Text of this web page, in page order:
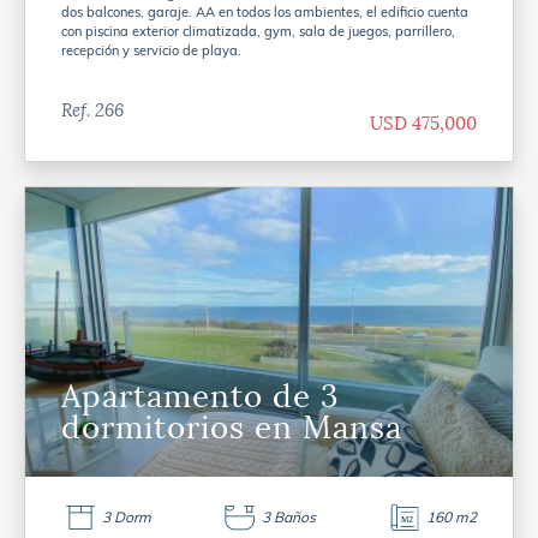
dos balcones, garaje. AA en todos los ambientes, el edificio cuenta
con piscina exterior climatizada, gym, sala de juegos, parrillero,
recepción y servicio de playa.
Ref. 266
USD 475,000
Apartamento de 3
dormitorios en Mansa
3 Dorm 3 Baños 160 m2